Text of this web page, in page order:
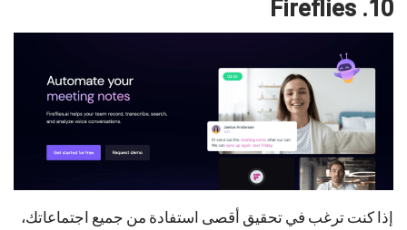
10. Fireflies
إذا كنت ترغب في تحقيق أقصى استفادة من جميع اجتماعاتك،